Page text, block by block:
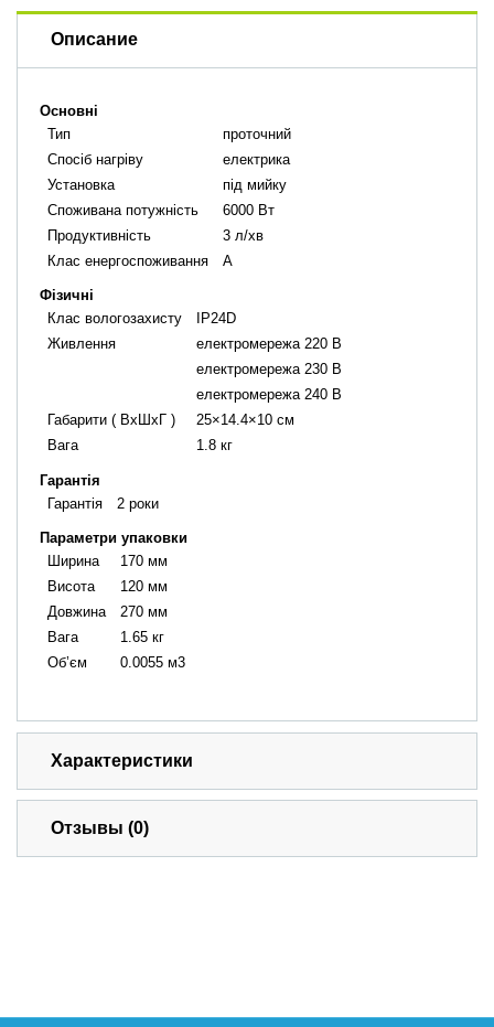
Описание
Основні
Тип
проточний
Cпосіб нагріву
електрика
Установка
під мийку
Споживана потужність
6000 Вт
Продуктивність
3 л/хв
Клас енергоспоживання
A
Фізичні
Клас вологозахисту
IP24D
Живлення
електромережа 220 В
електромережа 230 В
електромережа 240 В
Габарити ( ВxШxГ )
25×14.4×10 см
Вага
1.8 кг
Гарантія
Гарантія
2 роки
Параметри упаковки
Ширина
170 мм
Висота
120 мм
Довжина
270 мм
Вага
1.65 кг
Об’єм
0.0055 м3
Характеристики
Отзывы (0)